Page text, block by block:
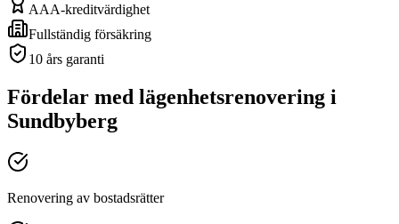
AAA-kreditvärdighet
Fullständig försäkring
10 års garanti
Fördelar med lägenhetsrenovering i
Sundbyberg
Renovering av bostadsrätter